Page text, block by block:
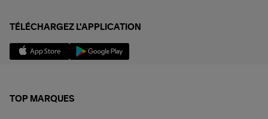
TÉLÉCHARGEZ L'APPLICATION
TOP MARQUES